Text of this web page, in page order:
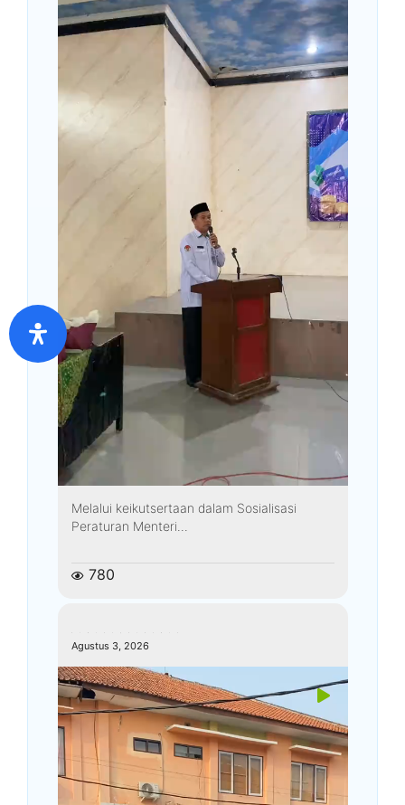
Melalui keikutsertaan dalam Sosialisasi
Peraturan Menteri...
780
Agustus 3, 2026